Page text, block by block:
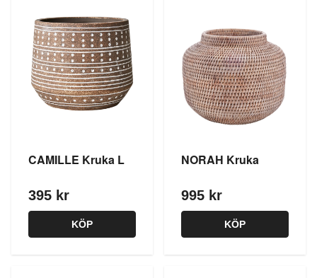
CAMILLE Kruka L
395 kr
KÖP
NORAH Kruka
995 kr
KÖP